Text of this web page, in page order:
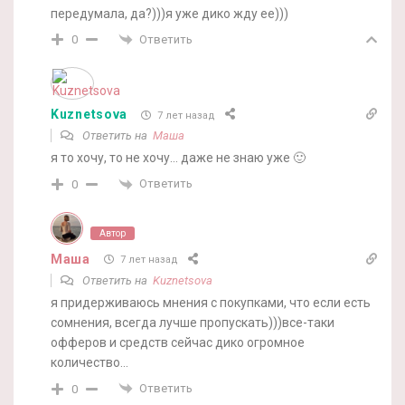
передумала, да?)))я уже дико жду ее)))
0 Ответить
Kuznetsova 7 лет назад
Ответить на Маша
я то хочу, то не хочу… даже не знаю уже 🙂
0 Ответить
Автор
Маша 7 лет назад
Ответить на Kuznetsova
я придерживаюсь мнения с покупками, что если есть
сомнения, всегда лучше пропускать)))все-таки
офферов и средств сейчас дико огромное
количество…
0 Ответить